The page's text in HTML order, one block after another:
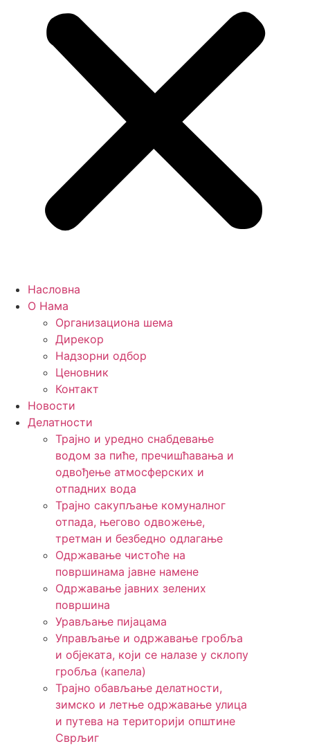
Насловна
О Нама
Организациона шема
Дирекор
Надзорни одбор
Ценовник
Контакт
Новости
Делатности
Трајно и уредно снабдевање
водом за пиће, пречишћавања и
одвођење атмосферских и
отпадних вода
Трајно сакупљање комуналног
отпада, његово одвожење,
третман и безбедно одлагање
Одржавање чистоће на
површинама јавне намене
Одржавање јавних зелених
површина
Урављање пијацама
Управљање и одржавање гробља
и објеката, који се налазе у склопу
гробља (капела)
Трајно обављање делатности,
зимско и летње одржавање улица
и путева на територији општине
Сврљиг